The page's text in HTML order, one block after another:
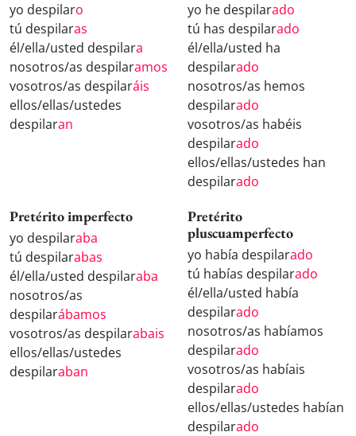
yo despilaro
tú despilaras
él/ella/usted despilara
nosotros/as despilaramos
vosotros/as despilaráis
ellos/ellas/ustedes
despilaran
yo he despilarado
tú has despilarado
él/ella/usted ha
despilarado
nosotros/as hemos
despilarado
vosotros/as habéis
despilarado
ellos/ellas/ustedes han
despilarado
Pretérito imperfecto
yo despilaraba
tú despilarabas
él/ella/usted despilaraba
nosotros/as
despilarábamos
vosotros/as despilarabais
ellos/ellas/ustedes
despilaraban
Pretérito
pluscuamperfecto
yo había despilarado
tú habías despilarado
él/ella/usted había
despilarado
nosotros/as habíamos
despilarado
vosotros/as habíais
despilarado
ellos/ellas/ustedes habían
despilarado